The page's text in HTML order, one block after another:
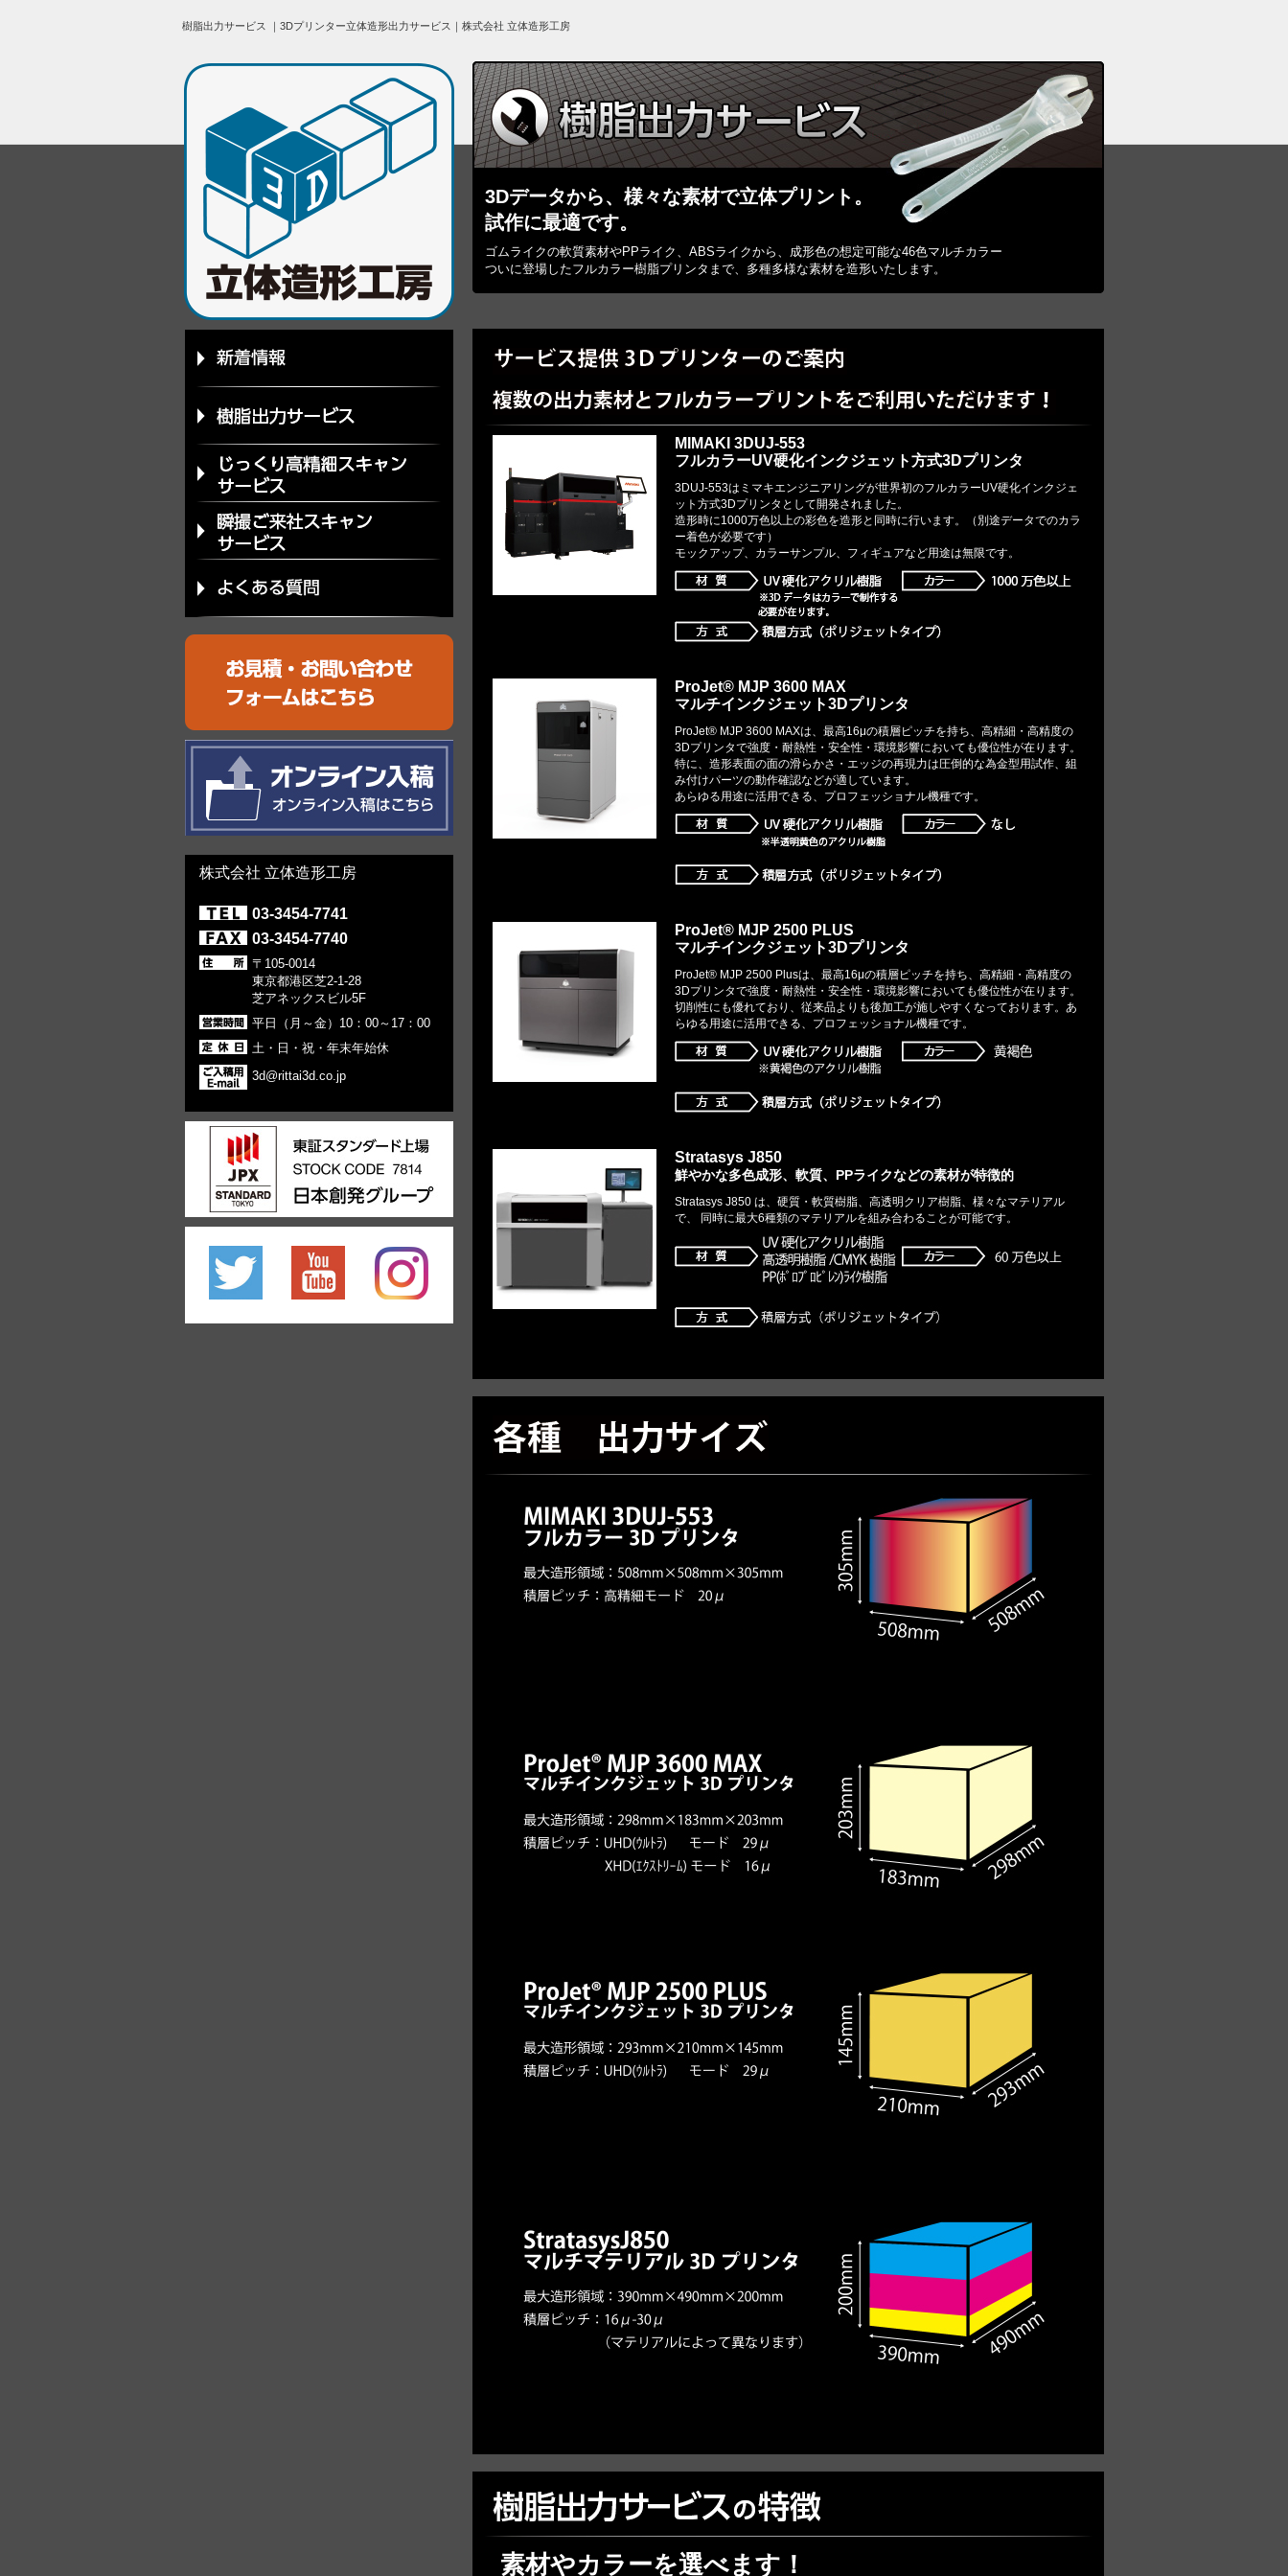
樹脂出力サービス ｜3Dプリンター立体造形出力サービス｜株式会社 立体造形工房
株式会社 立体造形工房
03-3454-7741
03-3454-7740
〒105-0014
東京都港区芝2-1-28
芝アネックスビル5F
平日（月～金）10：00～17：00
土・日・祝・年末年始休
3d@rittai3d.co.jp
3Dデータから、様々な素材で立体プリント。
試作に最適です。
ゴムライクの軟質素材やPPライク、ABSライクから、成形色の想定可能な46色マルチカラー
ついに登場したフルカラー樹脂プリンタまで、多種多様な素材を造形いたします。
MIMAKI 3DUJ-553
フルカラーUV硬化インクジェット方式3Dプリンタ
3DUJ-553はミマキエンジニアリングが世界初のフルカラーUV硬化インクジェ
ット方式3Dプリンタとして開発されました。
造形時に1000万色以上の彩色を造形と同時に行います。（別途データでのカラ
ー着色が必要です）
モックアップ、カラーサンプル、フィギュアなど用途は無限です。
ProJet® MJP 3600 MAX
マルチインクジェット3Dプリンタ
ProJet® MJP 3600 MAXは、最高16μの積層ピッチを持ち、高精細・高精度の
3Dプリンタで強度・耐熱性・安全性・環境影響においても優位性が在ります。
特に、造形表面の面の滑らかさ・エッジの再現力は圧倒的な為金型用試作、組
み付けパーツの動作確認などが適しています。
あらゆる用途に活用できる、プロフェッショナル機種です。
ProJet® MJP 2500 PLUS
マルチインクジェット3Dプリンタ
ProJet® MJP 2500 Plusは、最高16μの積層ピッチを持ち、高精細・高精度の
3Dプリンタで強度・耐熱性・安全性・環境影響においても優位性が在ります。
切削性にも優れており、従来品よりも後加工が施しやすくなっております。あ
らゆる用途に活用できる、プロフェッショナル機種です。
Stratasys J850
鮮やかな多色成形、軟質、PPライクなどの素材が特徴的
Stratasys J850 は、硬質・軟質樹脂、高透明クリア樹脂、様々なマテリアル
で、 同時に最大6種類のマテリアルを組み合わることが可能です。
素材やカラーを選べます！